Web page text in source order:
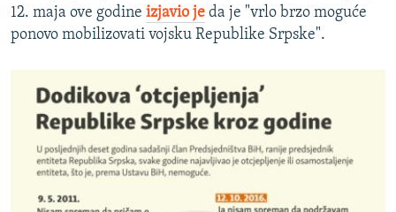
12. maja ove godine izjavio je da je "vrlo brzo moguće
ponovo mobilizovati vojsku Republike Srpske".